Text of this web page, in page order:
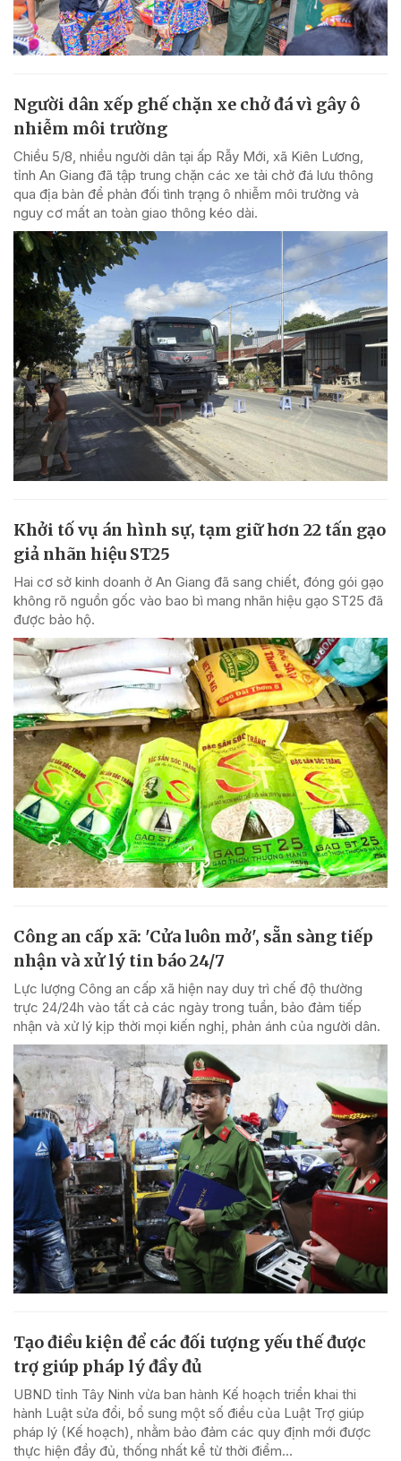
Người dân xếp ghế chặn xe chở đá vì gây ô
nhiễm môi trường
Chiều 5/8, nhiều người dân tại ấp Rẫy Mới, xã Kiên Lương,
tỉnh An Giang đã tập trung chặn các xe tải chở đá lưu thông
qua địa bàn để phản đối tình trạng ô nhiễm môi trường và
nguy cơ mất an toàn giao thông kéo dài.
Khởi tố vụ án hình sự, tạm giữ hơn 22 tấn gạo
giả nhãn hiệu ST25
Hai cơ sở kinh doanh ở An Giang đã sang chiết, đóng gói gạo
không rõ nguồn gốc vào bao bì mang nhãn hiệu gạo ST25 đã
được bảo hộ.
Công an cấp xã: 'Cửa luôn mở', sẵn sàng tiếp
nhận và xử lý tin báo 24/7
Lực lượng Công an cấp xã hiện nay duy trì chế độ thường
trực 24/24h vào tất cả các ngày trong tuần, bảo đảm tiếp
nhận và xử lý kịp thời mọi kiến nghị, phản ánh của người dân.
Tạo điều kiện để các đối tượng yếu thế được
trợ giúp pháp lý đầy đủ
UBND tỉnh Tây Ninh vừa ban hành Kế hoạch triển khai thi
hành Luật sửa đổi, bổ sung một số điều của Luật Trợ giúp
pháp lý (Kế hoạch), nhằm bảo đảm các quy định mới được
thực hiện đầy đủ, thống nhất kể từ thời điểm...